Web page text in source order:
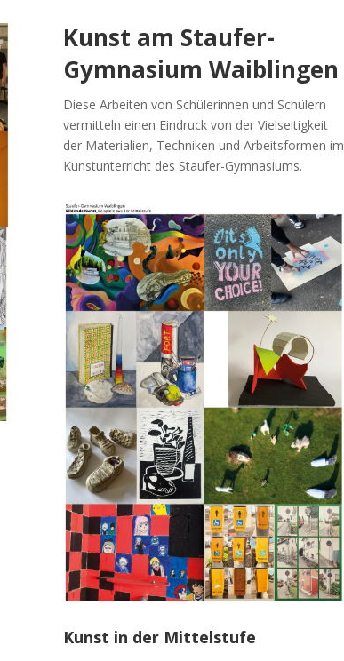
Kunst am Staufer-
Gymnasium Waiblingen
Diese Arbeiten von Schülerinnen und Schülern
vermitteln einen Eindruck von der Vielseitigkeit
der Materialien, Techniken und Arbeitsformen im
Kunstunterricht des Staufer-Gymnasiums.
Kunst in der Mittelstufe